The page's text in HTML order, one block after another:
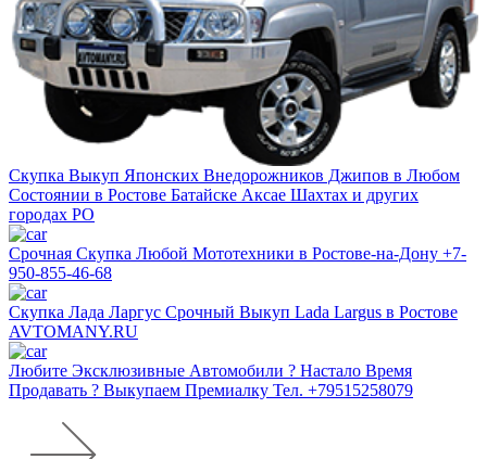
Скупка Выкуп Японских Внедорожников Джипов в Любом
Состоянии в Ростове Батайске Аксае Шахтах и других
городах РО
Срочная Скупка Любой Мототехники в Ростове-на-Дону +7-
950-855-46-68
Скупка Лада Ларгус Срочный Выкуп Lada Largus в Ростове
AVTOMANY.RU
Любите Эксклюзивные Автомобили ? Настало Время
Продавать ? Выкупаем Премиалку Тел. +79515258079